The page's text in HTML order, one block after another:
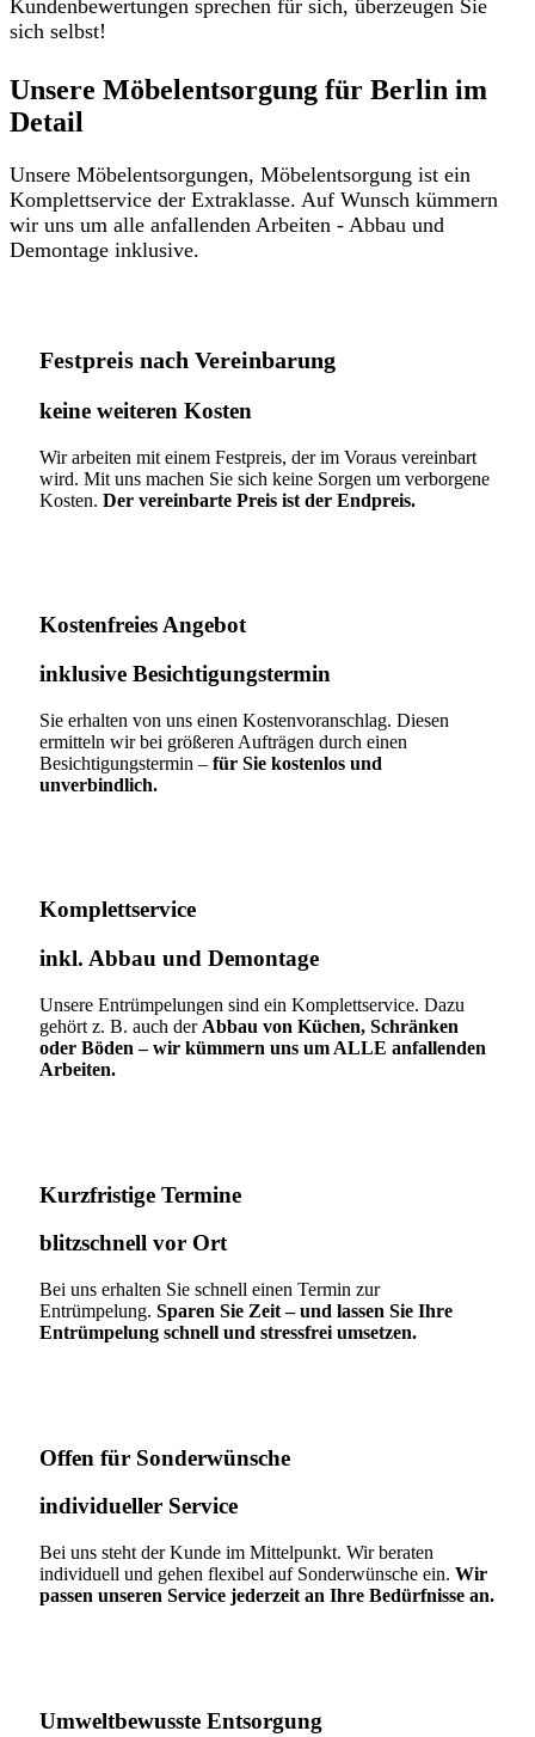
Kundenbewertungen sprechen für sich, überzeugen Sie
sich selbst!
Unsere Möbelentsorgung für Berlin im
Detail​
Unsere Möbelentsorgungen, Möbelentsorgung ist ein
Komplettservice der Extraklasse. Auf Wunsch kümmern
wir uns um alle anfallenden Arbeiten - Abbau und
Demontage inklusive.
Festpreis nach Vereinbarung
keine weiteren Kosten
Wir arbeiten mit einem Festpreis, der im Voraus vereinbart
wird. Mit uns machen Sie sich keine Sorgen um verborgene
Kosten. Der vereinbarte Preis ist der Endpreis.
Kostenfreies Angebot
inklusive Besichtigungstermin
Sie erhalten von uns einen Kostenvoranschlag. Diesen
ermitteln wir bei größeren Aufträgen durch einen
Besichtigungstermin – für Sie kostenlos und
unverbindlich.
Komplettservice​
inkl. Abbau und Demontage​
Unsere Entrümpelungen sind ein Komplettservice. Dazu
gehört z. B. auch der Abbau von Küchen, Schränken
oder Böden – wir kümmern uns um ALLE anfallenden
Arbeiten.
Kurzfristige Termine​
blitzschnell vor Ort
Bei uns erhalten Sie schnell einen Termin zur
Entrümpelung. Sparen Sie Zeit – und lassen Sie Ihre
Entrümpelung schnell und stressfrei umsetzen.
Offen für Sonderwünsche​
individueller Service
Bei uns steht der Kunde im Mittelpunkt. Wir beraten
individuell und gehen flexibel auf Sonderwünsche ein. Wir
passen unseren Service jederzeit an Ihre Bedürfnisse an.
Umweltbewusste Entsorgung